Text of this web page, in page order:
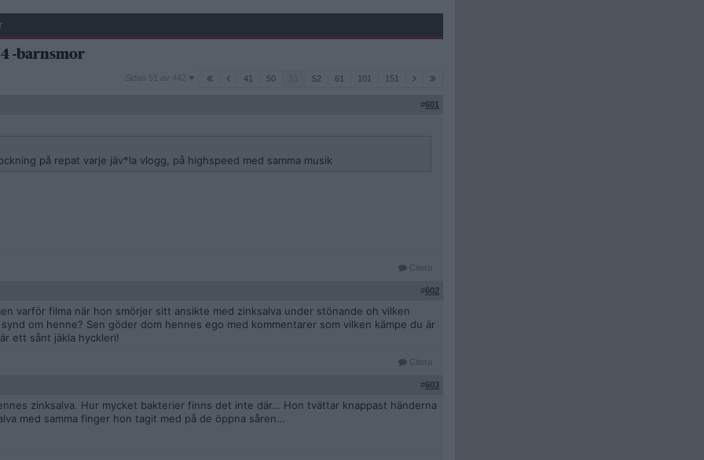
-barnsmor
Sidan
Sidan 51 av 442 41 50 52 61 101 151
#601
på repat varje jäv*la vlogg, på highspeed med samma musik
Citera
#602
varför filma när hon smörjer sitt ansikte med zinksalva under stönande oh vilken
om henne? Sen göder dom hennes ego med kommentarer som vilken kämpe du är
ett sånt jäkla hyckleri!
Citera
#603
zinksalva. Hur mycket bakterier finns det inte där… Hon tvättar knappast händerna
med samma finger hon tagit med på de öppna såren…